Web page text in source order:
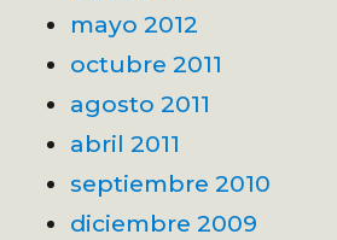
mayo 2012
octubre 2011
agosto 2011
abril 2011
septiembre 2010
diciembre 2009